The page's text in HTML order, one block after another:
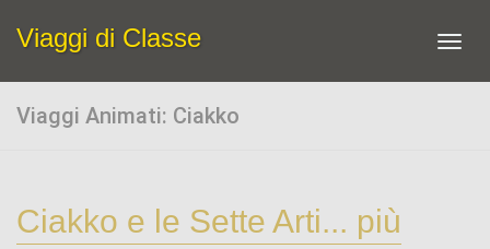
Viaggi di Classe
Viaggi Animati: Ciakko
Ciakko e le Sette Arti... più